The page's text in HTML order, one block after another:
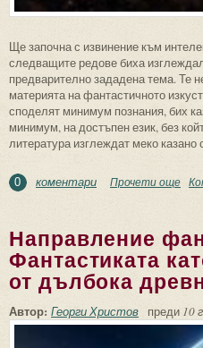
Ще започна с извинение към
следващите редове биха
предварително зададена тема. Те
материята на фантастичното
споделят минимум познания,
минимум, на достъпен език, без
литература изглеждат меко казано
0 коментари Прочети още
Направление
Фантастиката
от дълбока
Автор: Георги Христов преди 10